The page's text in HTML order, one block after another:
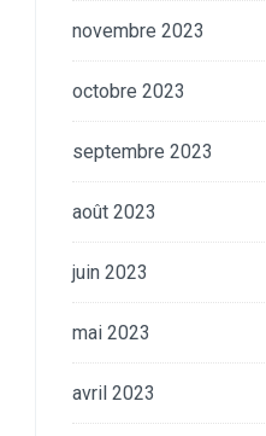
novembre 2023
octobre 2023
septembre 2023
août 2023
juin 2023
mai 2023
avril 2023